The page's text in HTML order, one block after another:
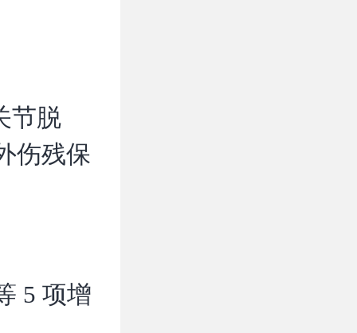
节脱
伤残保
5 项增